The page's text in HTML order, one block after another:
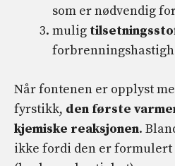
som er nødvendig
mulig
Når fontenen er opplyst
fyrstikk, den første
kjemiske reaksjonen.
ikke fordi den er formulert